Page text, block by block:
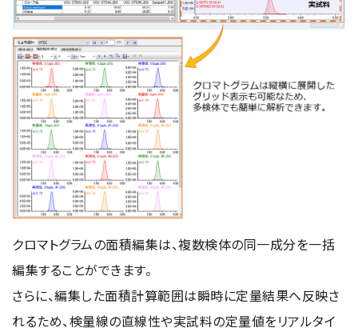
カタログダウンロード
お客様紹介 / 開発秘話
JEOL 装置入門
用語集
お薦め消耗品
生産終了製品
クロマトグラムの面積編集は、複数検体の同一成分を一括
編集することができます。
さらに、編集した面積計算範囲は瞬時に定量結果へ反映さ
れるため、検量線の直線性や実試料の定量値をリアルタイ